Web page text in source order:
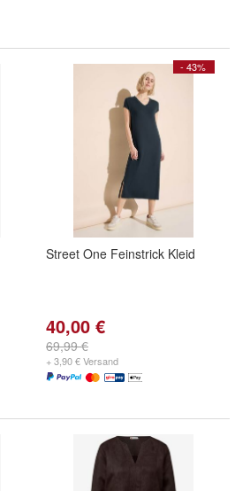
- 43%
Street One Feinstrick Kleid
40,00 €
69,99 €
+ 3,90 € Versand